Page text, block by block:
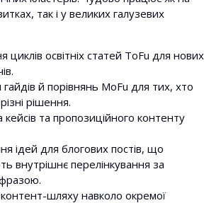
так і у великих галузевих
циклів освітніх статей ToFu для нових
й порівнянь MoFu для тих, хто
рішення.
кейсів та пропозиційного контенту
ідей для блогових постів, що
внутрішнє перелінкування за
шляху навколо окремої